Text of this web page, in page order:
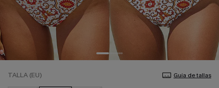
TALLA (EU) Guía de tallas